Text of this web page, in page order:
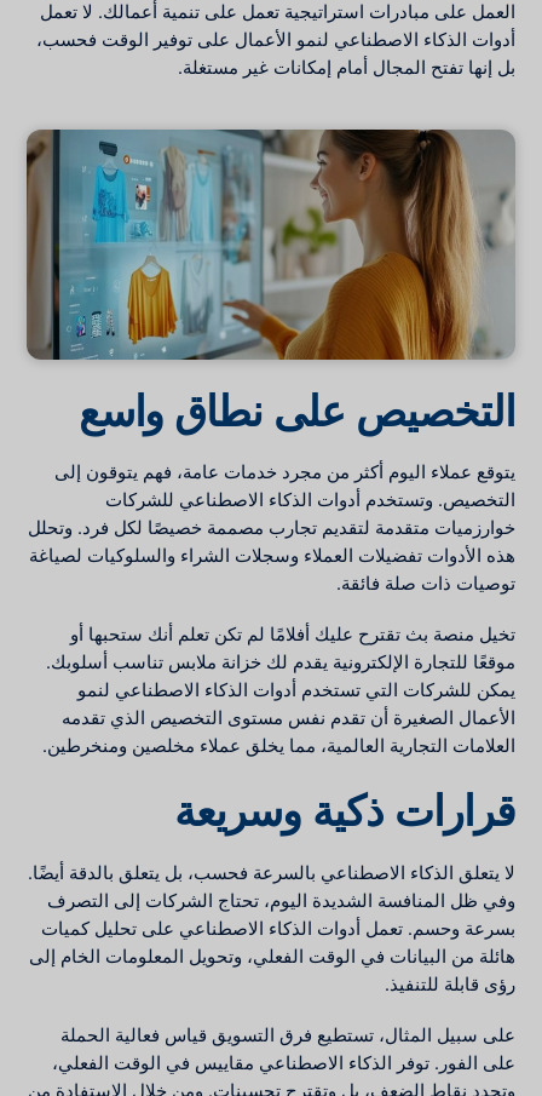
العمل على مبادرات استراتيجية تعمل على تنمية أعمالك. لا تعمل
أدوات الذكاء الاصطناعي لنمو الأعمال على توفير الوقت فحسب،
بل إنها تفتح المجال أمام إمكانات غير مستغلة.
التخصيص على نطاق واسع
يتوقع عملاء اليوم أكثر من مجرد خدمات عامة، فهم يتوقون إلى
التخصيص. وتستخدم أدوات الذكاء الاصطناعي للشركات
خوارزميات متقدمة لتقديم تجارب مصممة خصيصًا لكل فرد. وتحلل
هذه الأدوات تفضيلات العملاء وسجلات الشراء والسلوكيات لصياغة
توصيات ذات صلة فائقة.
تخيل منصة بث تقترح عليك أفلامًا لم تكن تعلم أنك ستحبها أو
موقعًا للتجارة الإلكترونية يقدم لك خزانة ملابس تناسب أسلوبك.
يمكن للشركات التي تستخدم أدوات الذكاء الاصطناعي لنمو
الأعمال الصغيرة أن تقدم نفس مستوى التخصيص الذي تقدمه
العلامات التجارية العالمية، مما يخلق عملاء مخلصين ومنخرطين.
قرارات ذكية وسريعة
لا يتعلق الذكاء الاصطناعي بالسرعة فحسب، بل يتعلق بالدقة أيضًا.
وفي ظل المنافسة الشديدة اليوم، تحتاج الشركات إلى التصرف
بسرعة وحسم. تعمل أدوات الذكاء الاصطناعي على تحليل كميات
هائلة من البيانات في الوقت الفعلي، وتحويل المعلومات الخام إلى
رؤى قابلة للتنفيذ.
على سبيل المثال، تستطيع فرق التسويق قياس فعالية الحملة
على الفور. توفر الذكاء الاصطناعي مقاييس في الوقت الفعلي،
وتحدد نقاط الضعف، بل وتقترح تحسينات. ومن خلال الاستفادة من